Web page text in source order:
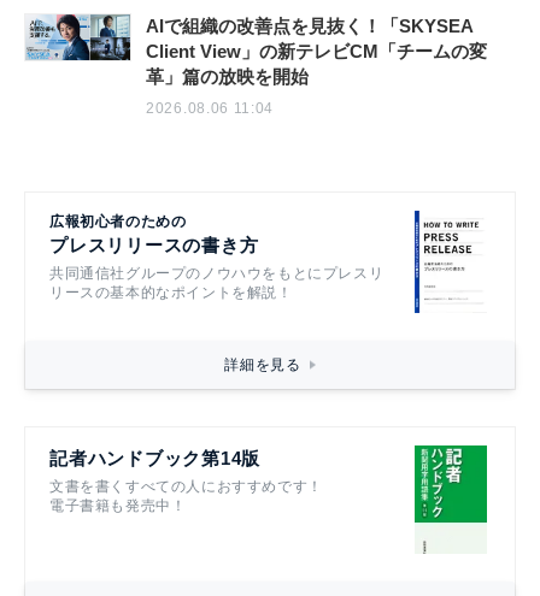
AIで組織の改善点を見抜く！「SKYSEA
Client View」の新テレビCM「チームの変
革」篇の放映を開始
2026.08.06 11:04
広報初心者のための
プレスリリースの書き方
共同通信社グループのノウハウをもとにプレスリ
リースの基本的なポイントを解説！
詳細を見る
記者ハンドブック第14版
文書を書くすべての人におすすめです！
電子書籍も発売中！